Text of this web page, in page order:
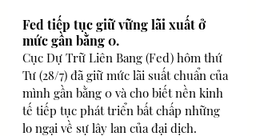
Fed tiếp tục giữ vững lãi xuất ở
mức gần bằng 0.
Cục Dự Trữ Liên Bang (Fed) hôm thứ
Tư (28/7) đã giữ mức lãi suất chuẩn của
mình gần bằng 0 và cho biết nền kinh
tế tiếp tục phát triển bất chấp những
lo ngại về sự lây lan của đại dịch.